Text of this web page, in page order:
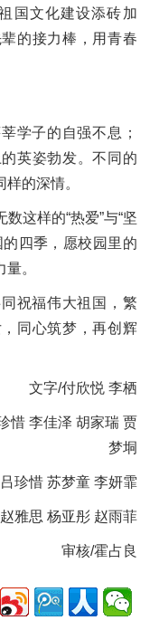
国文化建设添砖加
的接力棒，用青春
学子的自强不息；
英姿勃发。不同的
的深情。
这样的“热爱”与“坚
四季，愿校园里的
。
祝福伟大祖国， 繁
同心筑梦，再创辉
文字/付欣悦 李栖
惜 李佳泽 胡家瑞 贾
梦垌
珍惜 苏梦童 李妍霏
雅思 杨亚彤 赵雨菲
审核/霍占良